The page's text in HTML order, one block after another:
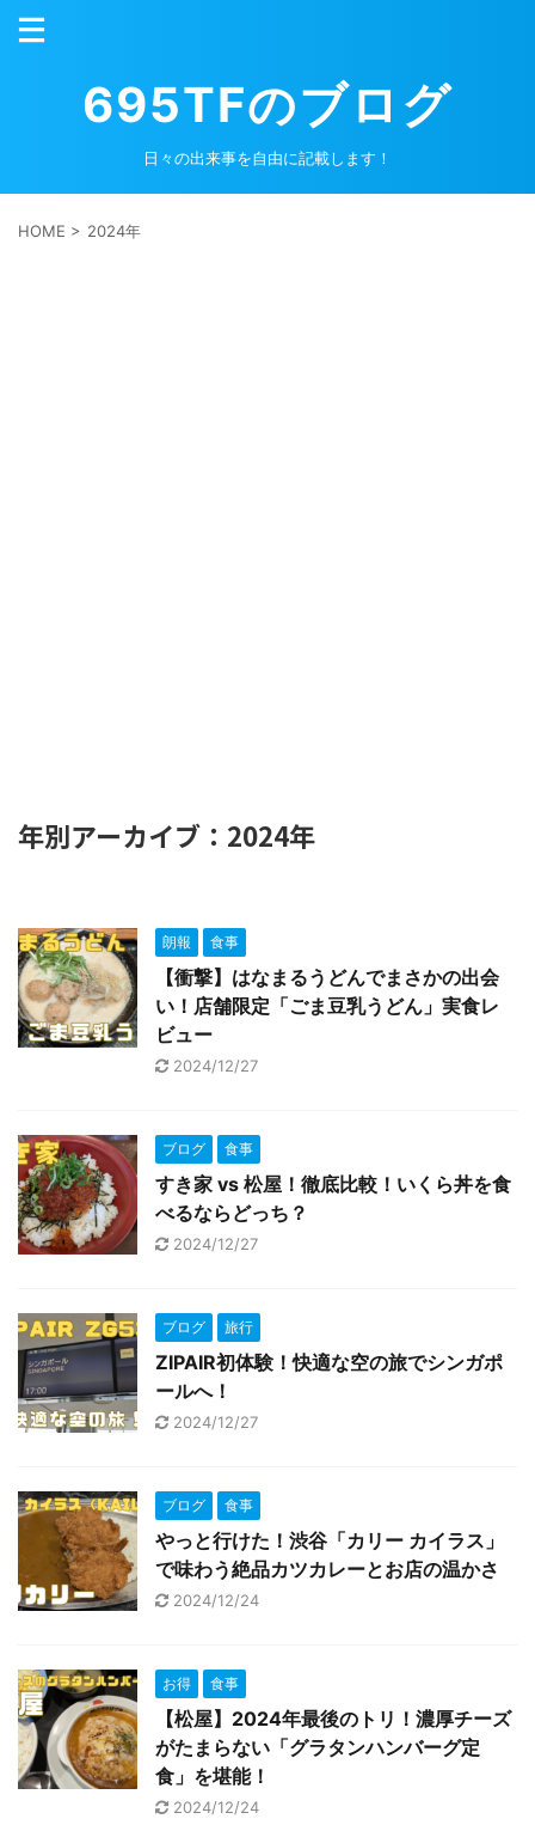
695TFのブログ
日々の出来事を自由に記載します！
HOME > 2024年
年別アーカイブ：2024年
朗報 食事
【衝撃】はなまるうどんでまさかの出会
い！店舗限定「ごま豆乳うどん」実食レ
ビュー
2024/12/27
ブログ 食事
すき家 vs 松屋！徹底比較！いくら丼を食
べるならどっち？
2024/12/27
ブログ 旅行
ZIPAIR初体験！快適な空の旅でシンガポ
ールへ！
2024/12/27
ブログ 食事
やっと行けた！渋谷「カリー カイラス」
で味わう絶品カツカレーとお店の温かさ
2024/12/24
お得 食事
【松屋】2024年最後のトリ！濃厚チーズ
がたまらない「グラタンハンバーグ定
食」を堪能！
2024/12/24